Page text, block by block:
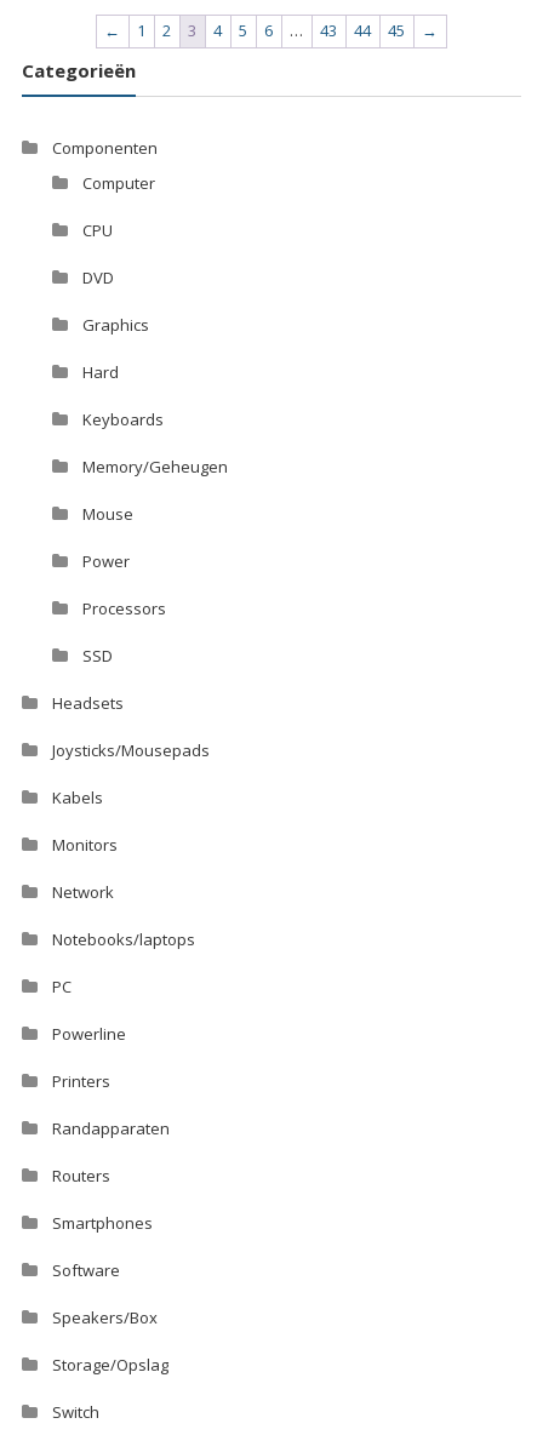
← 1 2 3 4 5 6 … 43 44 45 →
Categorieën
Componenten
Computer
CPU
DVD
Graphics
Hard
Keyboards
Memory/Geheugen
Mouse
Power
Processors
SSD
Headsets
Joysticks/Mousepads
Kabels
Monitors
Network
Notebooks/laptops
PC
Powerline
Printers
Randapparaten
Routers
Smartphones
Software
Speakers/Box
Storage/Opslag
Switch